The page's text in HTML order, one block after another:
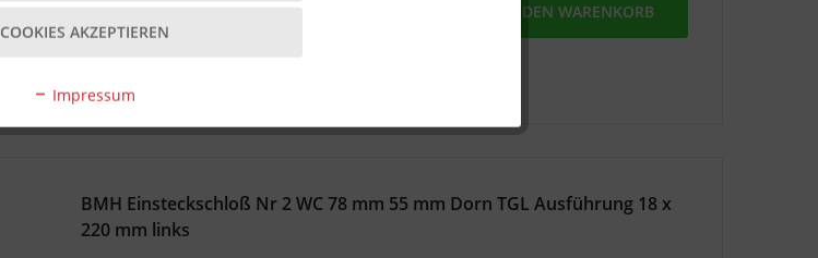
IN DEN WARENKORB
BMH Einsteckschloß Nr 2 WC 78 mm 55 mm Dorn TGL Ausführung 18 x
220 mm links
COOKIES AKZEPTIEREN
Impressum